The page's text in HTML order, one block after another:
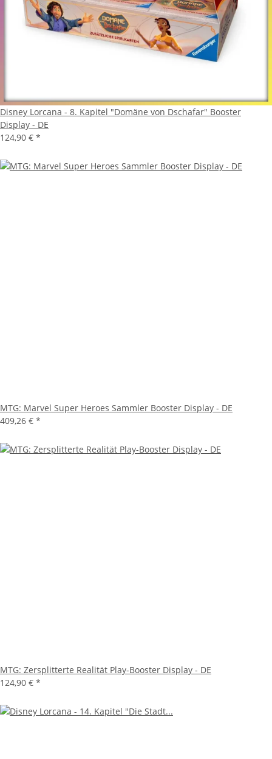
Disney Lorcana - 8. Kapitel "Domäne von Dschafar" Booster
Display - DE
124,90 € *
MTG: Marvel Super Heroes Sammler Booster Display - DE
409,26 € *
MTG: Zersplitterte Realität Play-Booster Display - DE
124,90 € *